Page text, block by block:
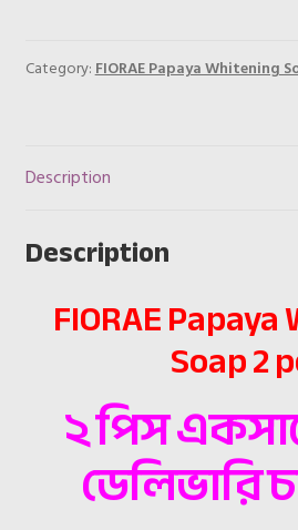
2
Category:FIORAE Papaya Whitening
Description
Description
FIORAE
Soap 2
২ পিস
ডেলিভারি